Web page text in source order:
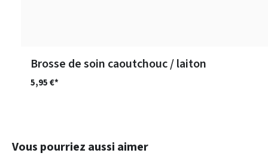
Brosse de soin caoutchouc / laiton
5,95 €*
Ignorer la galerie de produits
Vous pourriez aussi aimer